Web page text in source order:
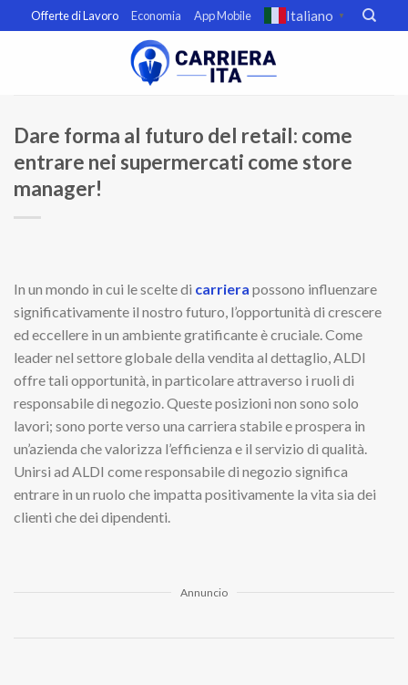
to
Offerte di Lavoro Economia App Mobile Italiano ▼
Dare forma al futuro del retail: come
entrare nei supermercati come store
manager!
In un mondo in cui le scelte di carriera possono influenzare
significativamente il nostro futuro, l’opportunità di crescere
ed eccellere in un ambiente gratificante è cruciale. Come
leader nel settore globale della vendita al dettaglio, ALDI
offre tali opportunità, in particolare attraverso i ruoli di
responsabile di negozio. Queste posizioni non sono solo
lavori; sono porte verso una carriera stabile e prospera in
un’azienda che valorizza l’efficienza e il servizio di qualità.
Unirsi ad ALDI come responsabile di negozio significa
entrare in un ruolo che impatta positivamente la vita sia dei
clienti che dei dipendenti.
Annuncio